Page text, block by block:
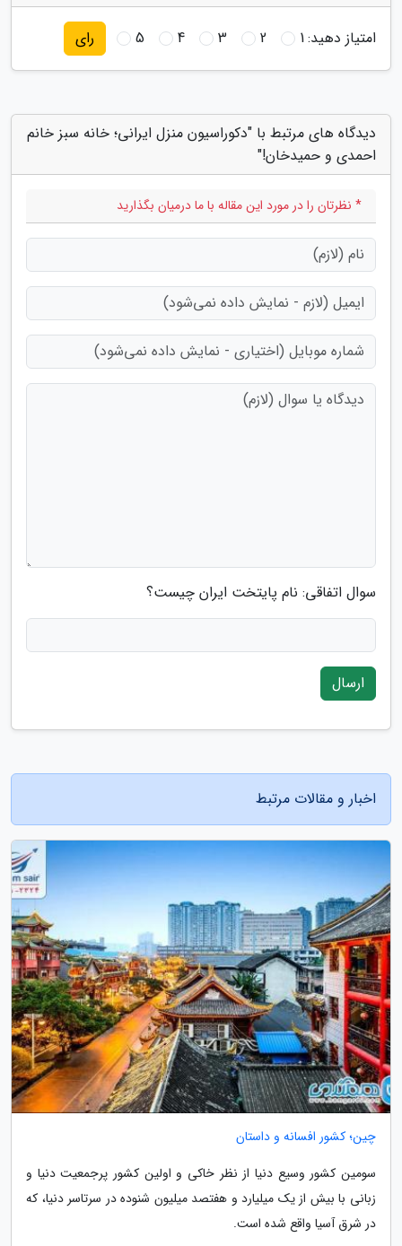
امتیاز دهید:1
2
3
4
5 رای
دیدگاه های مرتبط با "دکوراسیون منزل ایرانی؛ خانه سبز خانم
احمدی و حمیدخان!"
* نظرتان را در مورد این مقاله با ما درمیان بگذارید
سوال اتفاقی: نام پایتخت ایران چیست؟
ارسال
اخبار و مقالات مرتبط
چین؛ کشور افسانه و داستان
سومین کشور وسیع دنیا از نظر خاکی و اولین کشور پرجمعیت دنیا و
زبانی با بیش از یک میلیارد و هفتصد میلیون شنوده در سرتاسر دنیا، که
در شرق آسیا واقع شده است.